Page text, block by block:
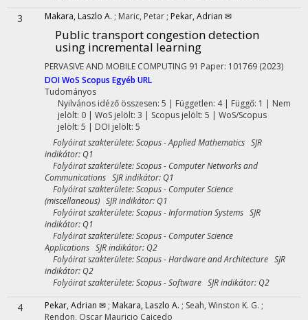
3 Makara, Laszlo A. ; Maric, Petar ; Pekar, Adrian ✉
Public transport congestion detection
using incremental learning
PERVASIVE AND MOBILE COMPUTING 91 Paper: 101769 (2023)
DOIWoS Scopus Egyéb URL
Tudományos
Nyilvános idéző összesen: 5 | Független: 4 | Függő: 1 | Nem
jelölt: 0 | WoS jelölt: 3 | Scopus jelölt: 5 | WoS/Scopus
jelölt: 5 | DOI jelölt: 5
Folyóirat szakterülete: Scopus - Applied Mathematics SJR
indikátor: Q1
Folyóirat szakterülete: Scopus - Computer Networks and
Communications SJR indikátor: Q1
Folyóirat szakterülete: Scopus - Computer Science
(miscellaneous) SJR indikátor: Q1
Folyóirat szakterülete: Scopus - Information Systems SJR
indikátor: Q1
Folyóirat szakterülete: Scopus - Computer Science
Applications SJR indikátor: Q2
Folyóirat szakterülete: Scopus - Hardware and Architecture SJR
indikátor: Q2
Folyóirat szakterülete: Scopus - Software SJR indikátor: Q2
4 Pekar, Adrian ✉ ; Makara, Laszlo A. ; Seah, Winston K. G. ;
Rendon, Oscar Mauricio Caicedo